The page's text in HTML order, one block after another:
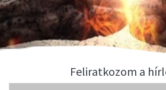
Feliratkozom a